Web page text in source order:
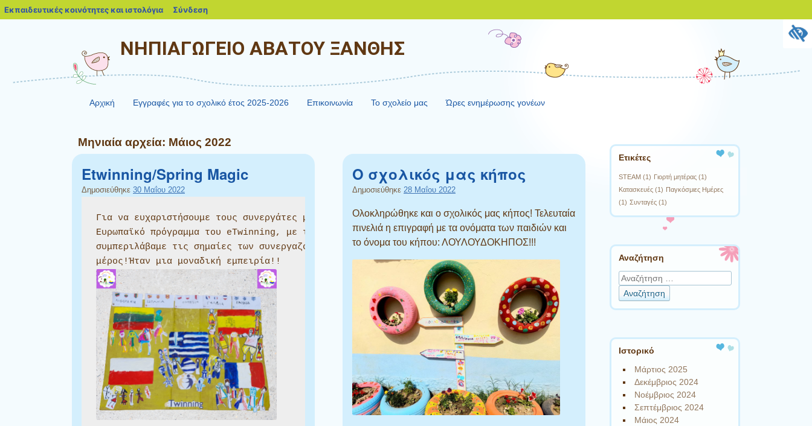
ΝΗΠΙΑΓΩΓΕΙΟ ΑΒΑΤΟΥ ΞΑΝΘΗΣ
Αρχική Εγγραφές για το σχολικό έτος 2025-2026 Επικοινωνία Το σχολείο μας Ώρες ενημέρωσης γονέων
Μηνιαία αρχεία: Μάιος 2022
Etwinning/Spring Magic
Δημοσιεύθηκε 30 Μαΐου 2022
Για να ευχαριστήσουμε τους συνεργάτες μας,κλείνοντας τη συμμετοχή μας στο
Ευρωπαϊκό πρόγραμμα του eTwinning, με τίτλο "spring magic" δημιουργήσαμε μια αφίσα όπου
συμπεριλάβαμε τις σημαίες των συνεργαζόμενων σχολείων και των παιδιών που πήραν
Ο σχολικός μας κήπος
Δημοσιεύθηκε 28 Μαΐου 2022
Ολοκληρώθηκε και ο σχολικός μας κήπος! Τελευταία
πινελιά η επιγραφή με τα ονόματα των παιδιών και
το όνομα του κήπου: ΛΟΥΛΟΥΔΟΚΗΠΟΣ!!!
Ετικέτες
STEAM (1) Γιορτή μητέρας (1)
Κατασκευές (1) Παγκόσμιες Ημέρες
(1) Συνταγές (1)
Αναζήτηση
Αναζήτηση
Ιστορικό
Μάρτιος 2025
Δεκέμβριος 2024
Νοέμβριος 2024
Σεπτέμβριος 2024
Μάιος 2024
Εκπαιδευτικές κοινότητες και ιστολόγια blogs.sch.gr
Σύνδεση